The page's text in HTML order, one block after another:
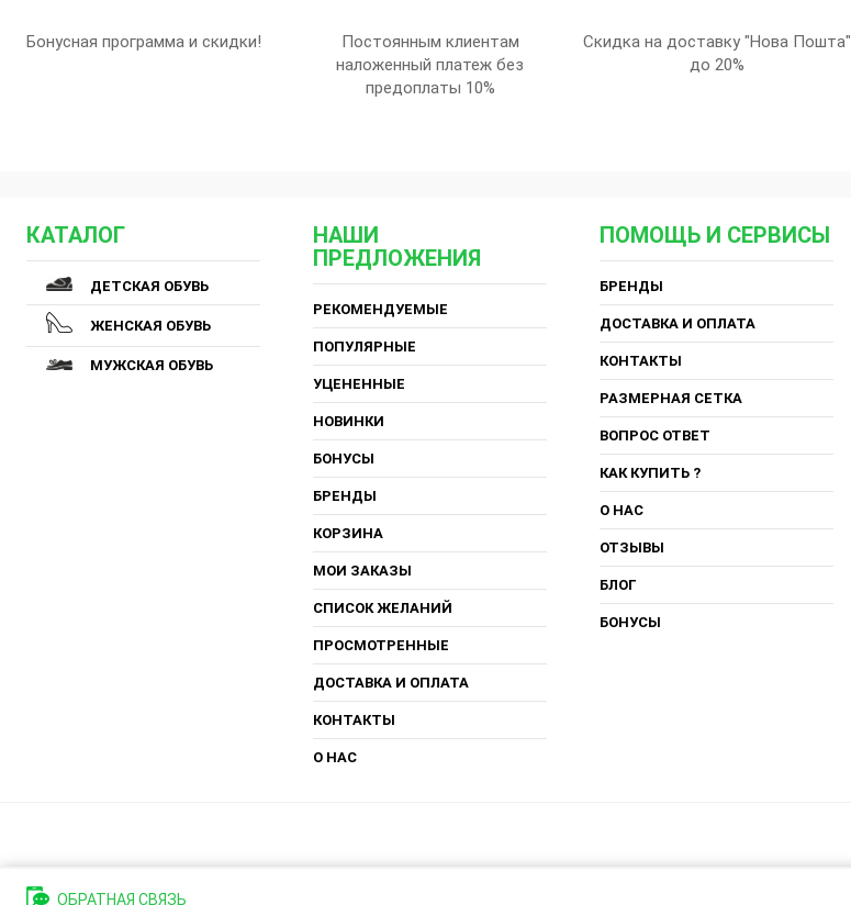
Бонусная программа и скидки!
Постоянным клиентам
наложенный платеж без
предоплаты 10%
Скидка на доставку "Нова Пошта"
до 20%
КАТАЛОГ
ДЕТСКАЯ ОБУВЬ
ЖЕНСКАЯ ОБУВЬ
МУЖСКАЯ ОБУВЬ
НАШИ
ПРЕДЛОЖЕНИЯ
РЕКОМЕНДУЕМЫЕ
ПОПУЛЯРНЫЕ
УЦЕНЕННЫЕ
НОВИНКИ
БОНУСЫ
БРЕНДЫ
КОРЗИНА
МОИ ЗАКАЗЫ
СПИСОК ЖЕЛАНИЙ
ПРОСМОТРЕННЫЕ
ДОСТАВКА И ОПЛАТА
КОНТАКТЫ
О НАС
ПОМОЩЬ И СЕРВИСЫ
БРЕНДЫ
ДОСТАВКА И ОПЛАТА
КОНТАКТЫ
РАЗМЕРНАЯ СЕТКА
ВОПРОС ОТВЕТ
КАК КУПИТЬ ?
О НАС
ОТЗЫВЫ
БЛОГ
БОНУСЫ
ОБРАТНАЯ СВЯЗЬ